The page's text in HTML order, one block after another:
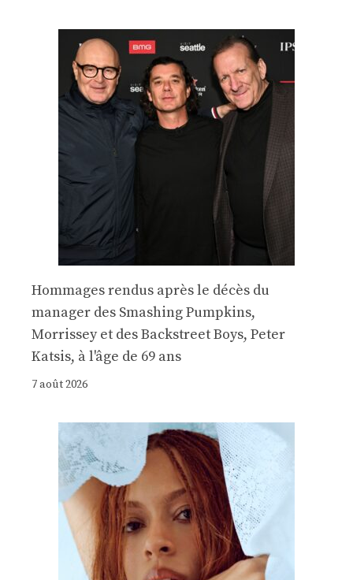
Hommages rendus après le décès du
manager des Smashing Pumpkins,
Morrissey et des Backstreet Boys, Peter
Katsis, à l'âge de 69 ans
7 août 2026